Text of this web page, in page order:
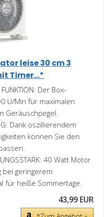
leise 30 cm 3
Timer...*
FUNKTION: Der Box-
U/Min für maximalen
Geräuschpegel.
Dank oszillierendem
können Sie den
40 Watt Motor
bei geringerem
für heiße Sommertage.
43,99 EUR